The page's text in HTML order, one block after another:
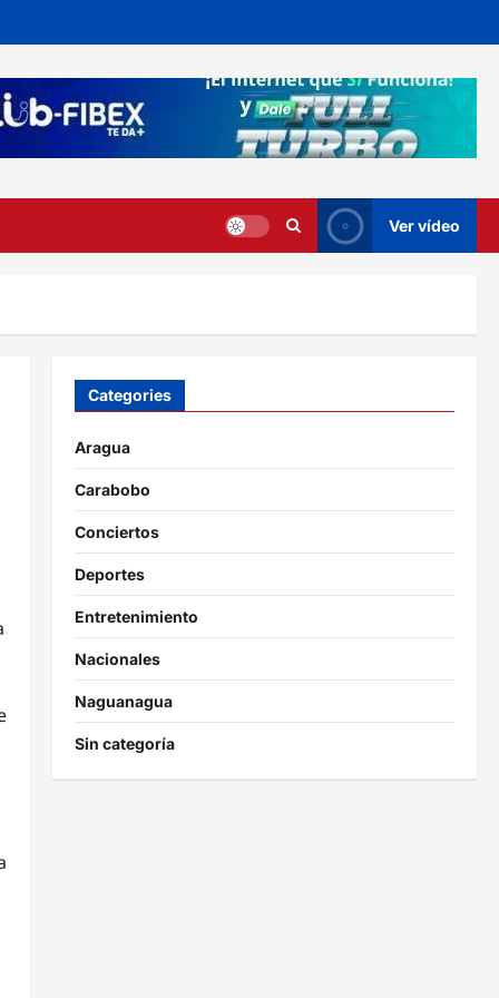
Ver vídeo
Categories
Aragua
Carabobo
Conciertos
Deportes
Entretenimiento
Nacionales
Naguanagua
Sin categoría